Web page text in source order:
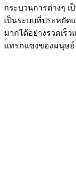
กระบวนการต่างๆ เ
เป็นระบบที่ประหยัด
มากได้อย่างรวดเร็
แทรกแซงของมนุษย์